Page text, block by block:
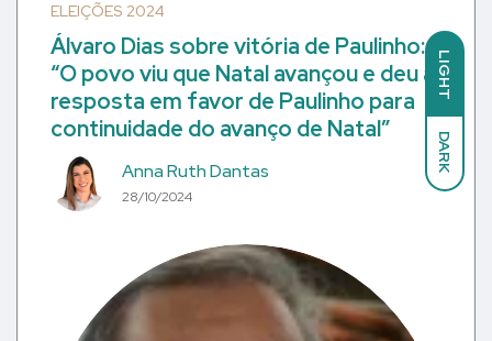
LIGHT
DARK
ELEIÇÕES 2024
Álvaro Dias sobre vitória de Paulinho:
“O povo viu que Natal avançou e deu a
resposta em favor de Paulinho para
continuidade do avanço de Natal”
Anna Ruth Dantas
28/10/2024